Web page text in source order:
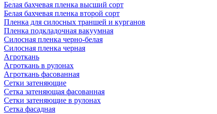
Белая бахчевая пленка высший сорт
Белая бахчевая пленка второй сорт
Пленка для силосных траншей и курганов
Пленка подкладочная вакуумная
Силосная пленка черно-белая
Силосная пленка черная
Агроткань
Агроткань в рулонах
Агроткань фасованная
Сетки затеняющие
Сетка затеняющая фасованная
Сетки затеняющие в рулонах
Сетка фасадная